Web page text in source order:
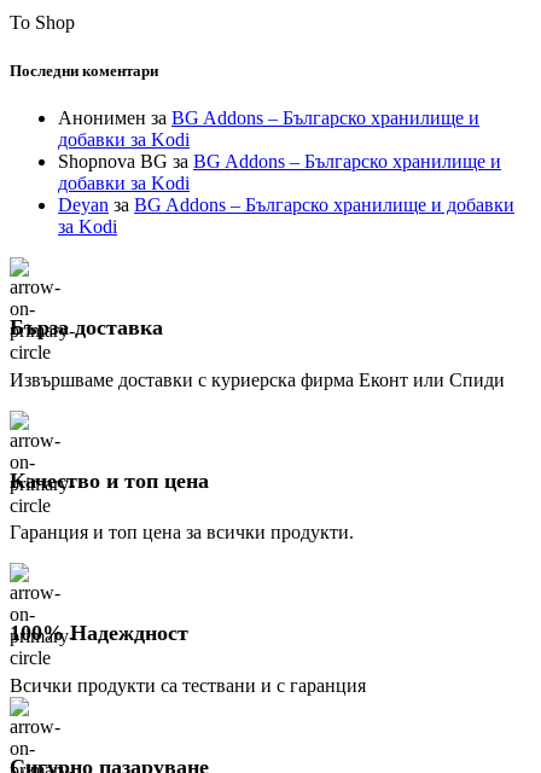
To Shop
Последни коментари
Анонимен за BG Addons – Българско хранилище и
добавки за Kodi
Shopnova BG за BG Addons – Българско хранилище и
добавки за Kodi
Deyan за BG Addons – Българско хранилище и добавки
за Kodi
Бърза доставка
Извършваме доставки с куриерска фирма Еконт или Спиди
Качество и топ цена
Гаранция и топ цена за всички продукти.
100% Надеждност
Всички продукти са тествани и с гаранция
Сигурно пазаруване